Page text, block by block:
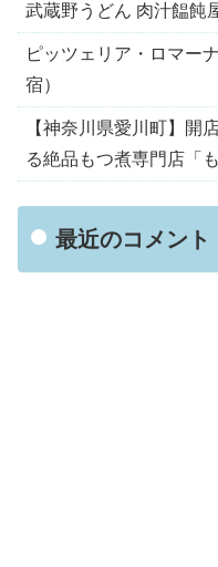
武蔵野うどん 肉汁饂飩
ピッツェリア・ロマー
宿）
【神奈川県愛川町】開
る絶品もつ煮専門店「も
最近のコメント